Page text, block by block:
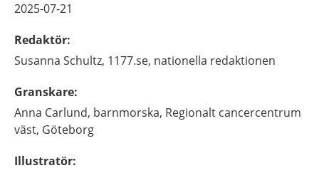
2025-07-21
Redaktör:
Susanna Schultz, 1177.se, nationella redaktionen
Granskare:
Anna Carlund, barnmorska, Regionalt cancercentrum
väst, Göteborg
Illustratör: